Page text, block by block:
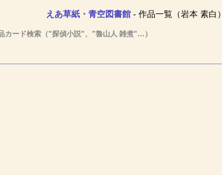
えあ草紙・青空図書館- 作品一覧（岩本 素白）
カード検索（"探偵小説"、"魯山人 雑煮"…）